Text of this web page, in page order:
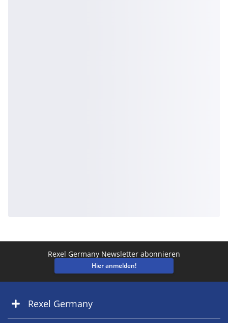
Rexel Germany Newsletter abonnieren
Hier anmelden!
Rexel Germany